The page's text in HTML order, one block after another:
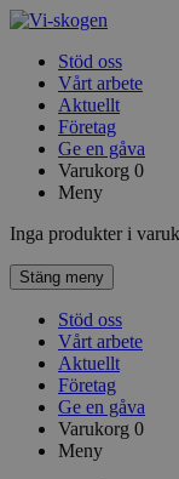
Stöd oss
Vårt arbete
Aktuellt
Företag
Ge en gåva
Varukorg 0
Meny
Inga produkter i
Stäng meny
Stöd oss
Vårt arbete
Aktuellt
Företag
Ge en gåva
Varukorg 0
Meny